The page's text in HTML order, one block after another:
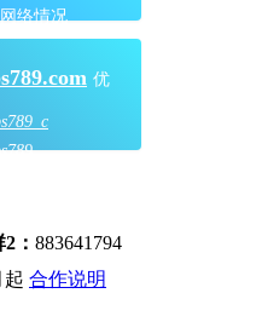
络情况
优
： 883641794
起 合作说明